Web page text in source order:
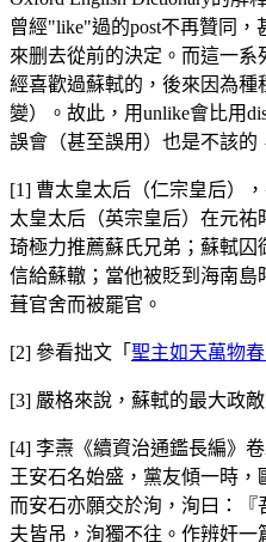
曾經"like"過的post不再贊同
來删去從前的決定。而這一
經喜歡過蘇軾的，後來因為
變）。故此，用unlike會比用
誤會（甚至誤用）也是不該的
[1] 曹太皇太后（仁宗皇后）
太皇太后（英宗皇后）在元
琦極力推薦蘇氏兄弟；蘇軾
信給蘇轍；當他被貶到海南
葺官舍而被罷官。
[2] 參看拙文「 聖主如天萬物
[3] 嚴格來說，蘇軾的最大政
[4] 李燾《續資治通鑑長編》
王安石名始盛，黨友傾一時，
而安石亦願交於洵，洵曰：
夫皆吊，洵獨不往。作辨奸